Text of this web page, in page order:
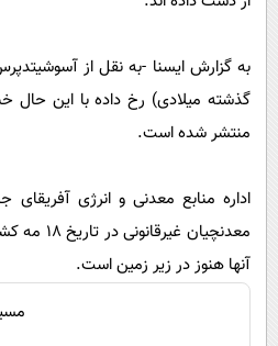
گوناگون
سلامت
به گزارش ایسنا -به نقل از
گذشته میلادی) رخ داده با این حال
منتشر شده است.
اداره منابع معدنی و انرژی
معدنچیان
آنها هنوز در زیر زمین است.